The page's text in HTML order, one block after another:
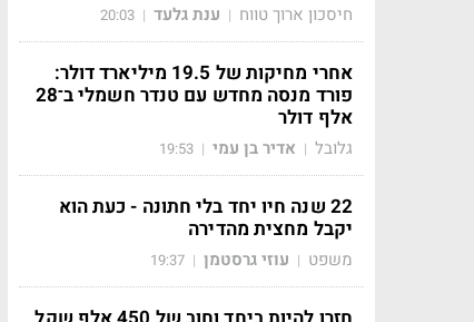
חיסכון ארוך טווח | ענת גלעד |
20:03
אחרי מחיקות של 19.5 מיליארד דולר:
פורד מנסה מחדש עם טנדר חשמלי ב־28
אלף דולר
גלובל | אדיר בן עמי |
19:53
22 שנה חיו יחד בלי חתונה - כעת הוא
יקבל מחצית מהדירה
משפט | עוזי גרסטמן |
19:37